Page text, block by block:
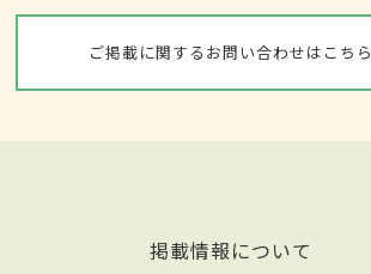
ご掲載に関するお問い合わせはこちら
掲載情報について